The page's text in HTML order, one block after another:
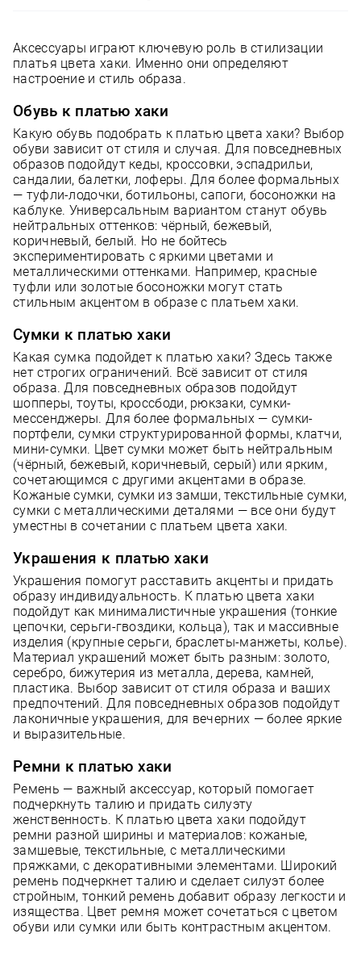
Аксессуары играют ключевую роль в стилизации
платья цвета хаки. Именно они определяют
настроение и стиль образа.
Обувь к платью хаки
Какую обувь подобрать к платью цвета хаки? Выбор
обуви зависит от стиля и случая. Для повседневных
образов подойдут кеды, кроссовки, эспадрильи,
сандалии, балетки, лоферы. Для более формальных
— туфли-лодочки, ботильоны, сапоги, босоножки на
каблуке. Универсальным вариантом станут обувь
нейтральных оттенков: чёрный, бежевый,
коричневый, белый. Но не бойтесь
экспериментировать с яркими цветами и
металлическими оттенками. Например, красные
туфли или золотые босоножки могут стать
стильным акцентом в образе с платьем хаки.
Сумки к платью хаки
Какая сумка подойдет к платью хаки? Здесь также
нет строгих ограничений. Всё зависит от стиля
образа. Для повседневных образов подойдут
шопперы, тоуты, кроссбоди, рюкзаки, сумки-
мессенджеры. Для более формальных — сумки-
портфели, сумки структурированной формы, клатчи,
мини-сумки. Цвет сумки может быть нейтральным
(чёрный, бежевый, коричневый, серый) или ярким,
сочетающимся с другими акцентами в образе.
Кожаные сумки, сумки из замши, текстильные сумки,
сумки с металлическими деталями — все они будут
уместны в сочетании с платьем цвета хаки.
Украшения к платью хаки
Украшения помогут расставить акценты и придать
образу индивидуальность. К платью цвета хаки
подойдут как минималистичные украшения (тонкие
цепочки, серьги-гвоздики, кольца), так и массивные
изделия (крупные серьги, браслеты-манжеты, колье).
Материал украшений может быть разным: золото,
серебро, бижутерия из металла, дерева, камней,
пластика. Выбор зависит от стиля образа и ваших
предпочтений. Для повседневных образов подойдут
лаконичные украшения, для вечерних — более яркие
и выразительные.
Ремни к платью хаки
Ремень — важный аксессуар, который помогает
подчеркнуть талию и придать силуэту
женственность. К платью цвета хаки подойдут
ремни разной ширины и материалов: кожаные,
замшевые, текстильные, с металлическими
пряжками, с декоративными элементами. Широкий
ремень подчеркнет талию и сделает силуэт более
стройным, тонкий ремень добавит образу легкости и
изящества. Цвет ремня может сочетаться с цветом
обуви или сумки или быть контрастным акцентом.